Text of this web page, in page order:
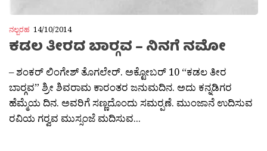
ನಲ್ಬರಹ 14/10/2014
ಕಡಲ ತೀರದ ಬಾರ‍್ಗವ – ನಿನಗೆ ನಮೋ
– ಶಂಕರ್ ಲಿಂಗೇಶ್ ತೊಗಲೇರ್. ಅಕ್ಟೋಬರ್ 10 “ಕಡಲ ತೀರ
ಬಾರ‍್ಗವ” ಶ್ರೀ ಶಿವರಾಮ ಕಾರಂತರ ಜನುಮದಿನ. ಅದು ಕನ್ನಡಿಗರ
ಹೆಮ್ಮೆಯ ದಿನ. ಅವರಿಗೆ ಸಣ್ಣದೊಂದು ಸಮರ‍್ಪಣೆ. ಮುಂಜಾನೆ ಉದಿಸುವ
ರವಿಯ ಗರ‍್ವವ ಮುಸ್ಸಂಜೆ ಮದಿಸುವ...